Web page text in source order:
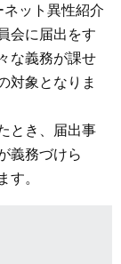
ネット異性紹介
会に届出をす
な義務が課せ
対象となりま
とき、届出事
義務づけら
す。